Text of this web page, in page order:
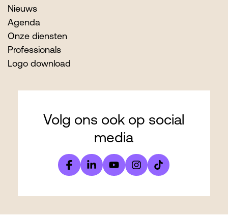
Nieuws
Agenda
Onze diensten
Professionals
Logo download
Volg ons ook op social
media